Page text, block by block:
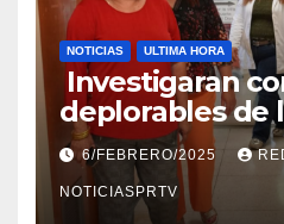
NOTICIAS ULTIMA HORA
Investigaran
deplorables de
el
en Mayagüez
6/FEBRERO/2025
NOTICIASPRTV